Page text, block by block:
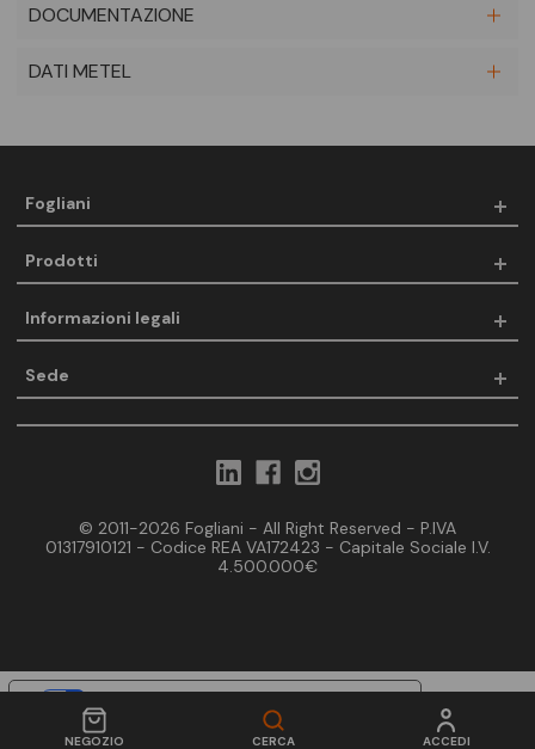
NEGOZIO CERCA ACCEDI
DOCUMENTAZIONE
DATI METEL
Fogliani
Prodotti
Informazioni legali
Sede
© 2011-2026 Fogliani - All Right Reserved - P.IVA
01317910121 - Codice REA VA172423 - Capitale Sociale I.V.
4.500.000€
Informativa sulla raccolta